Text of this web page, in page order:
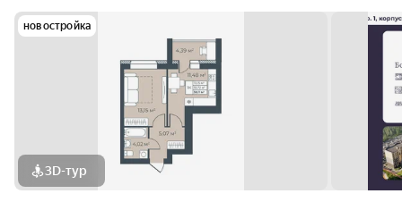
новостройка
3D-тур